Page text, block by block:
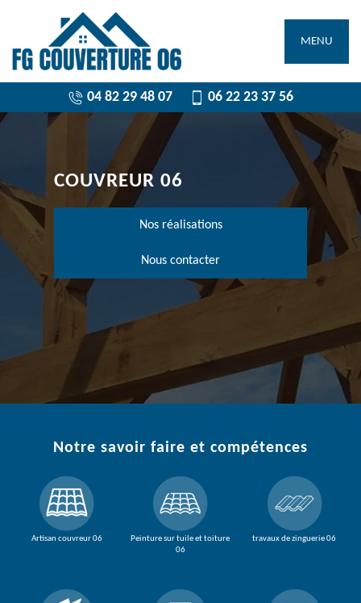
MENU
04 82 29 48 07 06 22 23 37 56
COUVREUR 06
Nos réalisations
Nous contacter
Notre savoir faire et compétences
Artisan couvreur 06
Peinture sur tuile et toiture
06
travaux de zinguerie 06